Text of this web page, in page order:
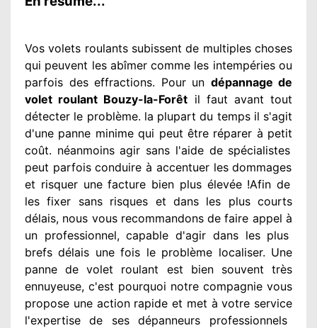
Vos volets roulants subissent de multipleschoses
qui peuvent les abîmercomme les intempéries ou
parfois des effractions. Pour un dépannage de
volet roulant Bouzy-la-Forêt il faut avant tout
détecter le problème. la plupart du tempsil s'agit
d'une panne minime qui peut être réparer à petit
coût. néanmoinsagir sans l'aide de spécialistes
peut parfois conduire à accentuerles dommages
et risquer une facture bien plus élevée!Afin de
les fixer sans risques et dans les plus courts
délais, nous vous recommandonsde faire appel à
un professionnel, capable d'agir dans les plus
brefs délais une fois le problème localiser. Une
panne de volet roulant est bien souvent très
ennuyeuse, c'est pourquoi notre compagnie vous
propose une actionrapide et met à votre service
l'expertise de ses dépanneurs professionnels